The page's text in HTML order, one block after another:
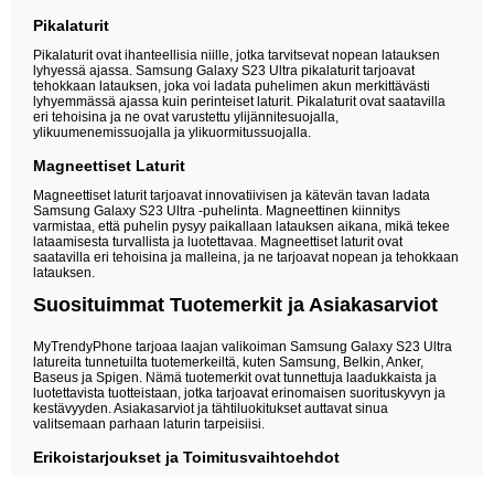
Pikalaturit
Pikalaturit ovat ihanteellisia niille, jotka tarvitsevat nopean latauksen
lyhyessä ajassa. Samsung Galaxy S23 Ultra pikalaturit tarjoavat
tehokkaan latauksen, joka voi ladata puhelimen akun merkittävästi
lyhyemmässä ajassa kuin perinteiset laturit. Pikalaturit ovat saatavilla
eri tehoisina ja ne ovat varustettu ylijännitesuojalla,
ylikuumenemissuojalla ja ylikuormitussuojalla.
Magneettiset Laturit
Magneettiset laturit tarjoavat innovatiivisen ja kätevän tavan ladata
Samsung Galaxy S23 Ultra -puhelinta. Magneettinen kiinnitys
varmistaa, että puhelin pysyy paikallaan latauksen aikana, mikä tekee
lataamisesta turvallista ja luotettavaa. Magneettiset laturit ovat
saatavilla eri tehoisina ja malleina, ja ne tarjoavat nopean ja tehokkaan
latauksen.
Suosituimmat Tuotemerkit ja Asiakasarviot
MyTrendyPhone tarjoaa laajan valikoiman Samsung Galaxy S23 Ultra
latureita tunnetuilta tuotemerkeiltä, kuten Samsung, Belkin, Anker,
Baseus ja Spigen. Nämä tuotemerkit ovat tunnettuja laadukkaista ja
luotettavista tuotteistaan, jotka tarjoavat erinomaisen suorituskyvyn ja
kestävyyden. Asiakasarviot ja tähtiluokitukset auttavat sinua
valitsemaan parhaan laturin tarpeisiisi.
Erikoistarjoukset ja Toimitusvaihtoehdot